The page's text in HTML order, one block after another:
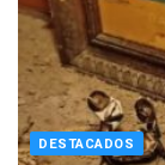
DESTACADOS